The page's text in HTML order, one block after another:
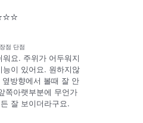
점 단점
요. 주위가 어두워지
능이 있어요. 원하지않
방향에서 볼때 잘 안
쪽아랫부분에 무언가
잘 보이더라구요.